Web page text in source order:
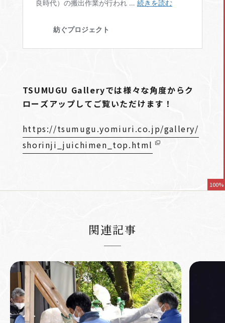
TSUMUGU Galleryでは様々な角度からク
ローズアップしてご覧いただけます！
https://tsumugu.yomiuri.co.jp/gallery/
shorinji_juichimen_top.html
100%
関連記事